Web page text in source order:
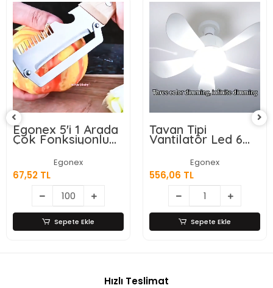
Tavan Tipi
Vantilatör Led 6
Kanatlı
Egonex
556,06 TL
Sepete Ekle
Wasspender WS-
300 Akıllı Su Sebili
- Gizli Damacanalı
- Dokunmatik
Ekran Egonex
9.028,87 TL
Sepete Ekle
Hızlı Teslimat